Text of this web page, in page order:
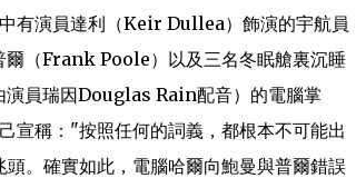
有演員達利（Keir Dullea）飾演的宇航員
（Frank Poole）以及三名冬眠艙裏沉睡
員瑞因Douglas Rain配音）的電腦掌
宣稱："按照任何的詞義，都根本不可能出
。確實如此，電腦哈爾向鮑曼與普爾錯誤